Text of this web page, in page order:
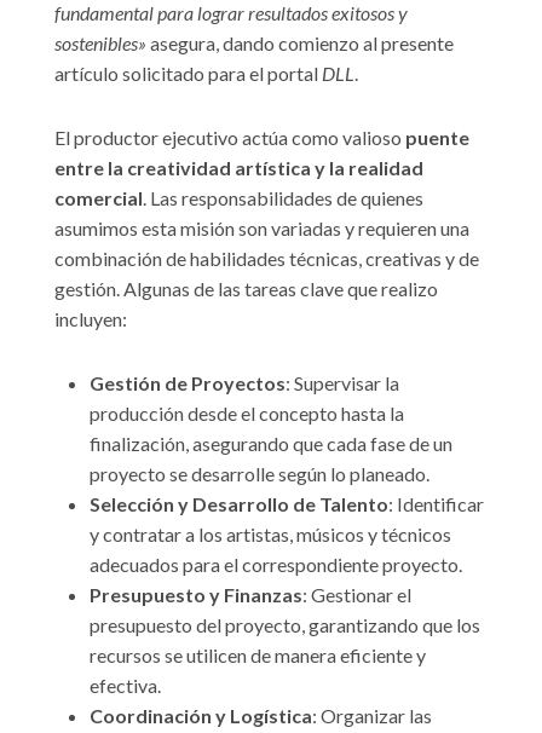
fundamental para lograr resultados exitosos y
sostenibles» asegura, dando comienzo al presente
artículo solicitado para el portal DLL.
El productor ejecutivo actúa como valioso puente
entre la creatividad artística y la realidad
comercial. Las responsabilidades de quienes
asumimos esta misión son variadas y requieren una
combinación de habilidades técnicas, creativas y de
gestión. Algunas de las tareas clave que realizo
incluyen:
Gestión de Proyectos: Supervisar la
producción desde el concepto hasta la
finalización, asegurando que cada fase de un
proyecto se desarrolle según lo planeado.
Selección y Desarrollo de Talento: Identificar
y contratar a los artistas, músicos y técnicos
adecuados para el correspondiente proyecto.
Presupuesto y Finanzas: Gestionar el
presupuesto del proyecto, garantizando que los
recursos se utilicen de manera eficiente y
efectiva.
Coordinación y Logística: Organizar las